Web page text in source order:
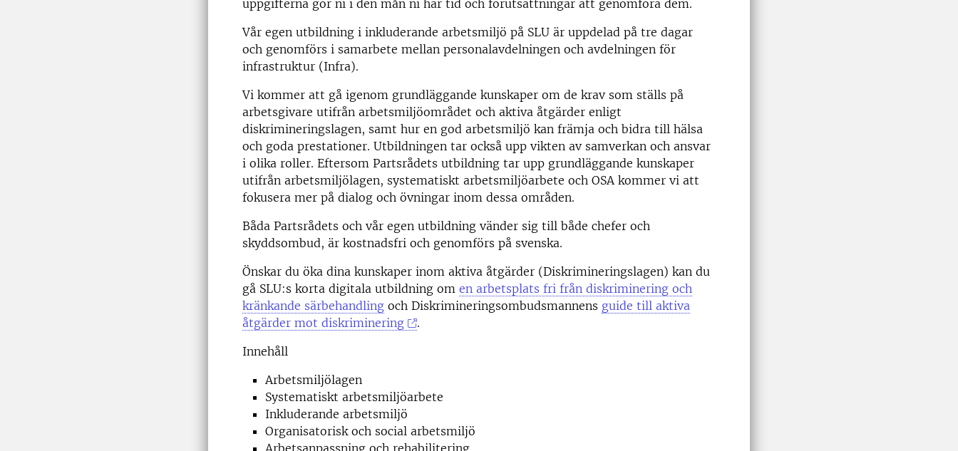
uppgifterna gör ni i den mån ni har tid och förutsättningar att genomföra dem.
Vår egen utbildning i inkluderande arbetsmiljö på SLU är uppdelad på tre dagar
och genomförs i samarbete mellan personalavdelningen och avdelningen för
infrastruktur (Infra).
Vi kommer att gå igenom grundläggande kunskaper om de krav som ställs på
arbetsgivare utifrån arbetsmiljöområdet och aktiva åtgärder enligt
diskrimineringslagen, samt hur en god arbetsmiljö kan främja och bidra till hälsa
och goda prestationer. Utbildningen tar också upp vikten av samverkan och ansvar
i olika roller. Eftersom Partsrådets utbildning tar upp grundläggande kunskaper
utifrån arbetsmiljölagen, systematiskt arbetsmiljöarbete och OSA kommer vi att
fokusera mer på dialog och övningar inom dessa områden.
Båda Partsrådets och vår egen utbildning vänder sig till både chefer och
skyddsombud, är kostnadsfri och genomförs på svenska.
Önskar du öka dina kunskaper inom aktiva åtgärder (Diskrimineringslagen) kan du
gå SLU:s korta digitala utbildning om en arbetsplats fri från diskriminering och
kränkande särbehandling och Diskrimineringsombudsmannens guide till aktiva
åtgärder mot diskriminering
.
Innehåll
Arbetsmiljölagen
Systematiskt arbetsmiljöarbete
Inkluderande arbetsmiljö
Organisatorisk och social arbetsmiljö
Arbetsanpassning och rehabilitering